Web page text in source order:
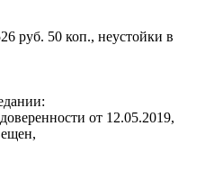
руб. 50 коп., неустойки в
от 12.05.2019,